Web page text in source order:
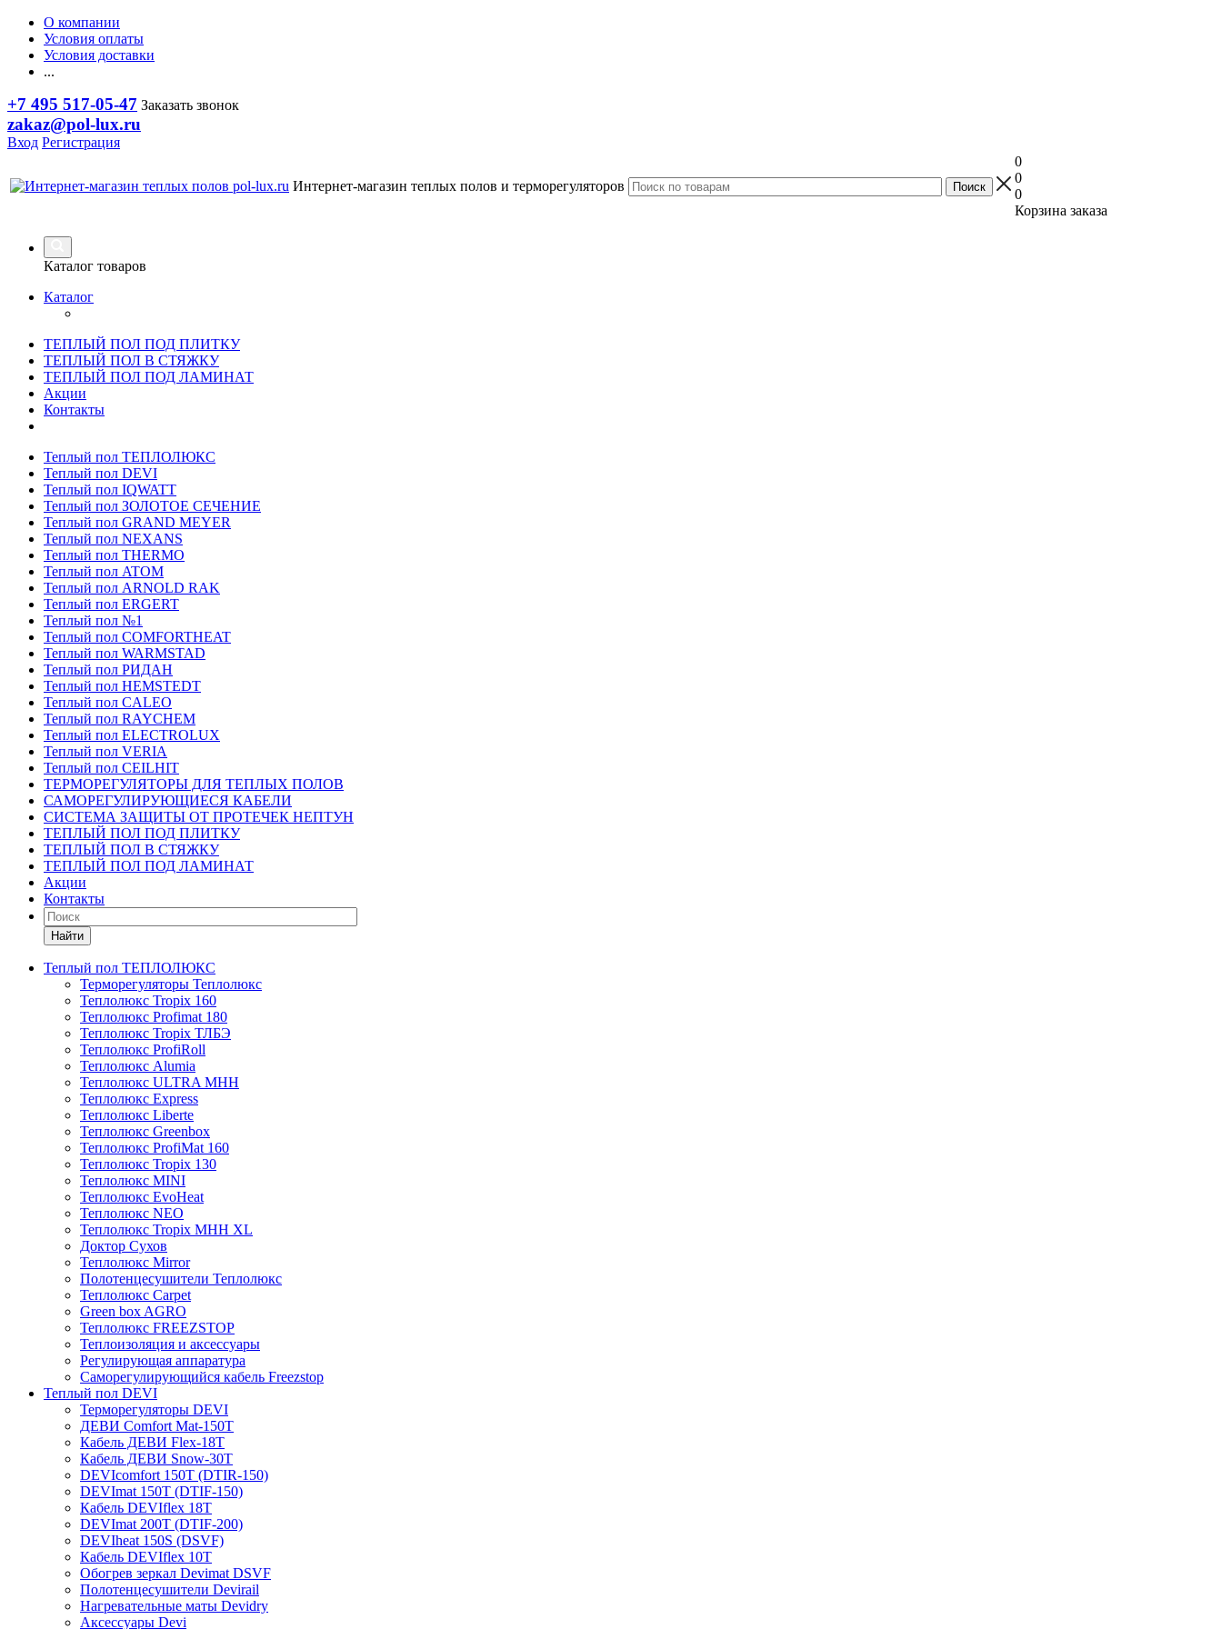
О компании
Условия оплаты
Условия доставки
...
+7 495 517-05-47 Заказать звонок
zakaz@pol-lux.ru
Вход Регистрация
Интернет-магазин теплых полов и терморегуляторов
0
0
0
Корзина заказа
Каталог товаров
Каталог
ТЕПЛЫЙ ПОЛ ПОД ПЛИТКУ
ТЕПЛЫЙ ПОЛ В СТЯЖКУ
ТЕПЛЫЙ ПОЛ ПОД ЛАМИНАТ
Акции
Контакты
Теплый пол ТЕПЛОЛЮКС
Теплый пол DEVI
Теплый пол IQWATT
Теплый пол ЗОЛОТОЕ СЕЧЕНИЕ
Теплый пол GRAND MEYER
Теплый пол NEXANS
Теплый пол THERMO
Теплый пол ATOM
Теплый пол ARNOLD RAK
Теплый пол ERGERT
Теплый пол №1
Теплый пол COMFORTHEAT
Теплый пол WARMSTAD
Теплый пол РИДАН
Теплый пол HEMSTEDT
Теплый пол CALEO
Теплый пол RAYCHEM
Теплый пол ELECTROLUX
Теплый пол VERIA
Теплый пол CEILHIT
ТЕРМОРЕГУЛЯТОРЫ ДЛЯ ТЕПЛЫХ ПОЛОВ
САМОРЕГУЛИРУЮЩИЕСЯ КАБЕЛИ
СИСТЕМА ЗАЩИТЫ ОТ ПРОТЕЧЕК НЕПТУН
ТЕПЛЫЙ ПОЛ ПОД ПЛИТКУ
ТЕПЛЫЙ ПОЛ В СТЯЖКУ
ТЕПЛЫЙ ПОЛ ПОД ЛАМИНАТ
Акции
Контакты
Найти
Теплый пол ТЕПЛОЛЮКС
Терморегуляторы Теплолюкс
Теплолюкс Tropix 160
Теплолюкс Profimat 180
Теплолюкс Tropix ТЛБЭ
Теплолюкс ProfiRoll
Теплолюкс Alumia
Теплолюкс ULTRA МНН
Теплолюкс Express
Теплолюкс Liberte
Теплолюкс Greenbox
Теплолюкс ProfiMat 160
Теплолюкс Tropix 130
Теплолюкс MINI
Теплолюкс EvoHeat
Теплолюкс NEO
Теплолюкс Tropix МНН XL
Доктор Сухов
Теплолюкс Mirror
Полотенцесушители Теплолюкс
Теплолюкс Carpet
Green box AGRO
Теплолюкс FREEZSTOP
Теплоизоляция и аксессуары
Регулирующая аппаратура
Cаморегулирующийся кабель Freezstop
Теплый пол DEVI
Терморегуляторы DEVI
ДЕВИ Comfort Mat-150T
Кабель ДЕВИ Flex-18T
Кабель ДЕВИ Snow-30T
DEVIcomfort 150T (DTIR-150)
DEVImat 150T (DTIF-150)
Кабель DEVIflex 18T
DEVImat 200T (DTIF-200)
DEVIheat 150S (DSVF)
Кабель DEVIflex 10T
Обогрев зеркал Devimat DSVF
Полотенцесушители Devirail
Нагревательные маты Devidry
Аксессуары Devi